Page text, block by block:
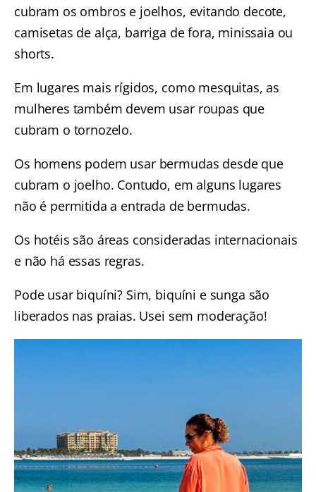
cubram os ombros e joelhos, evitando decote,
camisetas de alça, barriga de fora, minissaia ou
shorts.
Em lugares mais rígidos, como mesquitas, as
mulheres também devem usar roupas que
cubram o tornozelo.
Os homens podem usar bermudas desde que
cubram o joelho. Contudo, em alguns lugares
não é permitida a entrada de bermudas.
Os hotéis são áreas consideradas internacionais
e não há essas regras.
Pode usar biquíni? Sim, biquíni e sunga são
liberados nas praias. Usei sem moderação!